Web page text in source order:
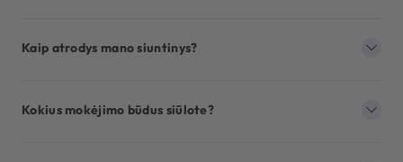
Kaip atrodys mano siuntinys?
Kokius mokėjimo būdus siūlote?